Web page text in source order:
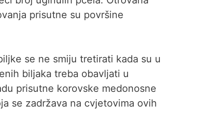
prisutne su površine
se ne smiju tretirati kada su u
biljaka treba obavljati u
prisutne korovske medonosne
se zadržava na cvjetovima ovih